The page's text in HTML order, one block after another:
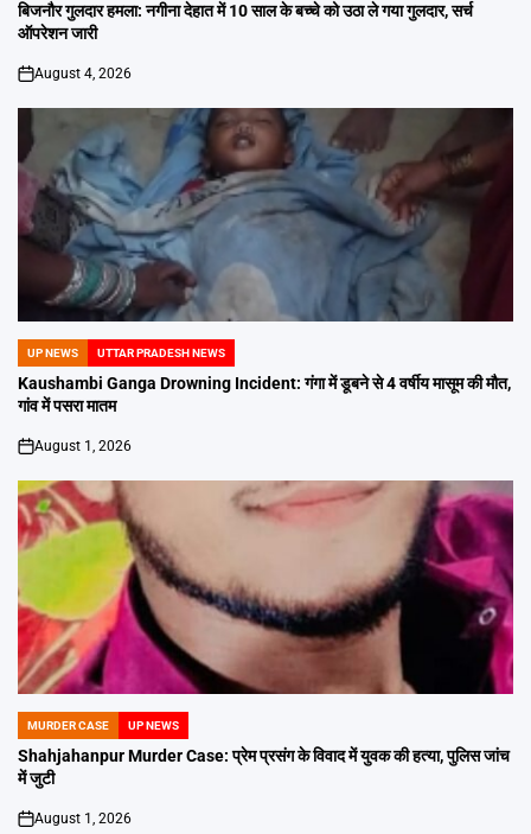
IN
बिजनौर गुलदार हमला: नगीना देहात में 10 साल के बच्चे को उठा ले गया गुलदार, सर्च
ऑपरेशन जारी
on
August 4, 2026
POSTED
IN
UP NEWS UTTAR PRADESH NEWS
Kaushambi Ganga Drowning Incident: गंगा में डूबने से 4 वर्षीय मासूम की मौत,
गांव में पसरा मातम
on
August 1, 2026
POSTED
IN
MURDER CASE UP NEWS
Shahjahanpur Murder Case: प्रेम प्रसंग के विवाद में युवक की हत्या, पुलिस जांच
में जुटी
on
August 1, 2026